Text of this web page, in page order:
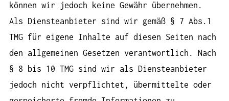
können wir jedoch keine Gewähr übernehmen.
Als Diensteanbieter sind wir gemäß § 7 Abs.1
TMG für eigene Inhalte auf diesen Seiten nach
den allgemeinen Gesetzen verantwortlich. Nach
§ 8 bis 10 TMG sind wir als Diensteanbieter
jedoch nicht verpflichtet, übermittelte oder